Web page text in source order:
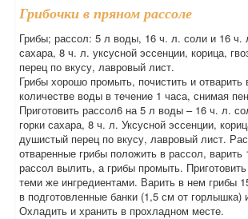
Грибочки в пряном рассоле
Грибы; рассол: 5 л воды, 16 ч. л. соли и 16 ч.
сахара, 8 ч. л. уксусной эссенции, корица,
перец по вкусу, лавровый лист.
Грибы хорошо промыть, почистить и
количестве воды в течение 1 часа, снимая
Приготовить рассол6 на 5 л воды – 16 ч. л.
горки сахара, 8 ч. л. Уксусной эссенции,
душистый перец по вкусу, лавровый лист.
отваренные грибы положить в рассол,
рассол вылить, а грибы промыть.
теми же ингредиентами. Варить в нем грибы
в подготовленные банки (1,5 см от горлышка)
Охладить и хранить в прохладном месте.